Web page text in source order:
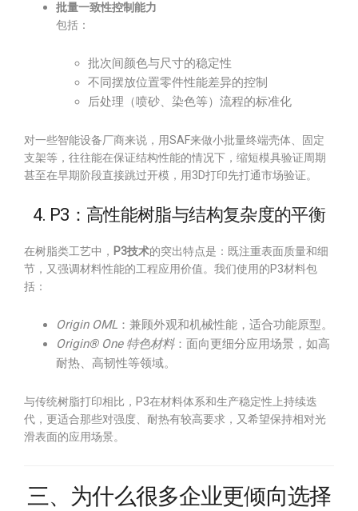
批量一致性控制能力
包括：
批次间颜色与尺寸的稳定性
不同摆放位置零件性能差异的控制
后处理（喷砂、染色等）流程的标准化
对一些智能设备厂商来说，用SAF来做小批量终端壳体、固定
支架等，往往能在保证结构性能的情况下，缩短模具验证周期
甚至在早期阶段直接跳过开模，用3D打印先打通市场验证。
4. P3：高性能树脂与结构复杂度的平衡
在树脂类工艺中， P3技术的突出特点是：既注重表面质量和细
节，又强调材料性能的工程应用价值。我们使用的P3材料包
括：
Origin OML ：兼顾外观和机械性能，适合功能原型。
Origin® One 特色材料：面向更细分应用场景，如高
耐热、高韧性等领域。
与传统树脂打印相比，P3在材料体系和生产稳定性上持续迭
代，更适合那些对强度、耐热有较高要求，又希望保持相对光
滑表面的应用场景。
三、为什么很多企业更倾向选择